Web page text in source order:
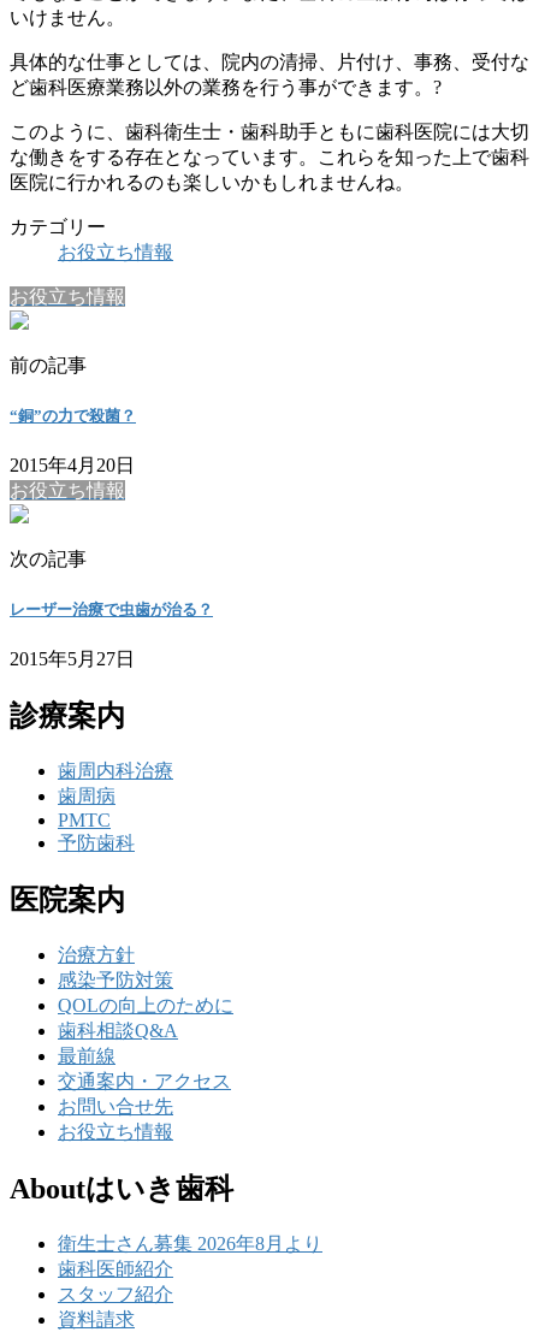
いけません。
具体的な仕事としては、院内の清掃、片付け、事務、受付な
ど歯科医療業務以外の業務を行う事ができます。?
このように、歯科衛生士・歯科助手ともに歯科医院には大切
な働きをする存在となっています。これらを知った上で歯科
医院に行かれるのも楽しいかもしれませんね。
カテゴリー
お役立ち情報
お役立ち情報
前の記事
“銅”の力で殺菌？
2015年4月20日
お役立ち情報
次の記事
レーザー治療で虫歯が治る？
2015年5月27日
診療案内
歯周内科治療
歯周病
PMTC
予防歯科
医院案内
治療方針
感染予防対策
QOLの向上のために
歯科相談Q&A
最前線
交通案内・アクセス
お問い合せ先
お役立ち情報
Aboutはいき歯科
衛生士さん募集 2026年8月より
歯科医師紹介
スタッフ紹介
資料請求